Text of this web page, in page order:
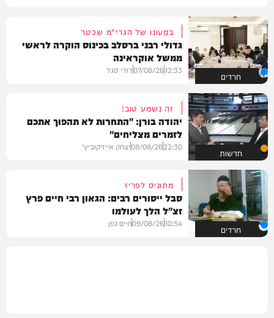
חרדים
במעונו של הגרי"מ שכטר
גדולי רבני ברסלב בכינוס הוקרה לראשי
ממשל אוקראינה
12:33
07/08/26דודי סגל
חדשות
זה נשמע טוב!
יהודה בורן: "התחרות לא תהפוך אתכם
לזמרים מצליחים"
22:30
08/08/26יצחק אייזיקוביץ'
חרדים
מתוניס לפריז
סבל ייסורים רבים: הגאון רבי חיים פרץ
זצ"ל הלך לעולמו
10:54
09/08/26חיים גפן